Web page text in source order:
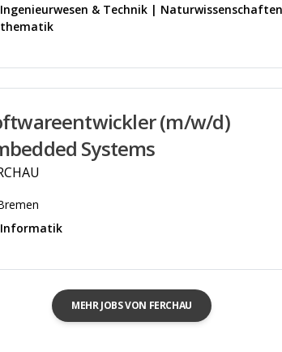
Ingenieurwesen & Technik |
(m/w/d)
Systems
Informatik
MEHR JOBS VON FERCHAU